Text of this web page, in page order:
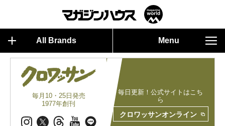
All Brands Menu
毎月10・25日発売
1977年創刊
毎日更新！公式サイトはこち
ら
クロワッサンオンライン